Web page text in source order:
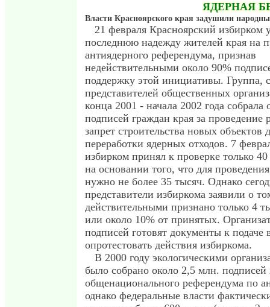
ЯДЕРНАЯ
Власти Красноярского края задушили
21 февраля Красноярский избирком
последнюю надежду жителей края на
антиядерного референдума, признав
недействительными около 90%
поддержку этой инициативы. Группа,
представителей общественных
конца 2001 - начала 2002 года собрала
подписей граждан края за проведение
запрет строительства новых объектов
переработки ядерных отходов. 7
избирком принял к проверке только
на основании того, что для
нужно не более 35 тысяч. Однако
представители избиркома заявили о
действительными признано только 4
или около 10% от принятых.
подписей готовят документы к подаче
опротестовать действия избиркома.
В 2000 году экологическими
было собрано около 2,5 млн. подписей
общенационального референдума по
однако федеральные власти